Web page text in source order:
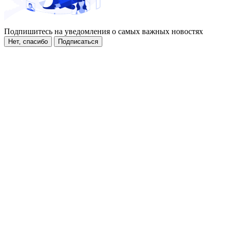
Подпишитесь на уведомления о самых важных новостях
Нет, спасибо Подписаться